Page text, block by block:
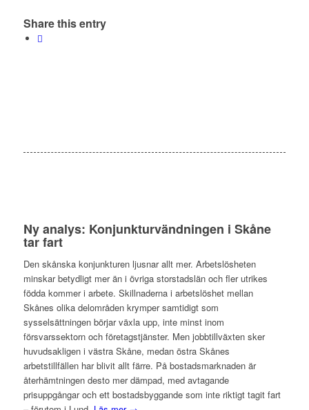
Share this entry
Ny analys: Konjunkturvändningen i Skåne
tar fart
Den skånska konjunkturen ljusnar allt mer. Arbetslösheten
minskar betydligt mer än i övriga storstadslän och fler utrikes
födda kommer i arbete. Skillnaderna i arbetslöshet mellan
Skånes olika delområden krymper samtidigt som
sysselsättningen börjar växla upp, inte minst inom
försvarssektorn och företagstjänster. Men jobbtillväxten sker
huvudsakligen i västra Skåne, medan östra Skånes
arbetstillfällen har blivit allt färre. På bostadsmarknaden är
återhämtningen desto mer dämpad, med avtagande
prisuppgångar och ett bostadsbyggande som inte riktigt tagit fart